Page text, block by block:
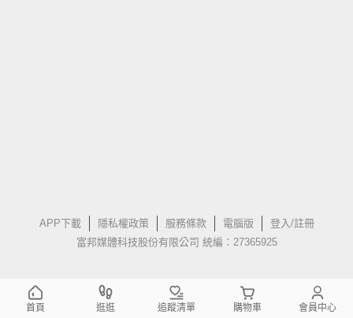
APP下載 隱私權政策 服務條款 電腦版
登入/註冊
富邦媒體科技股份有限公司 統編：27365925
首頁 逛逛 追蹤清單 購物車 會員中心